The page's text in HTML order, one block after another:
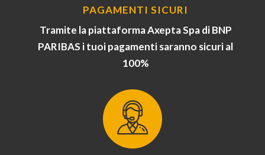
PAGAMENTI SICURI
Tramite la piattaforma Axepta Spa di BNP
PARIBAS i tuoi pagamenti saranno sicuri al
100%